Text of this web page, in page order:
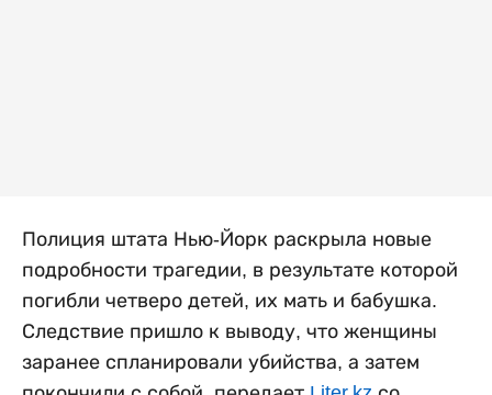
Полиция штата Нью-Йорк раскрыла новые
подробности трагедии, в результате которой
погибли четверо детей, их мать и бабушка.
Следствие пришло к выводу, что женщины
заранее спланировали убийства, а затем